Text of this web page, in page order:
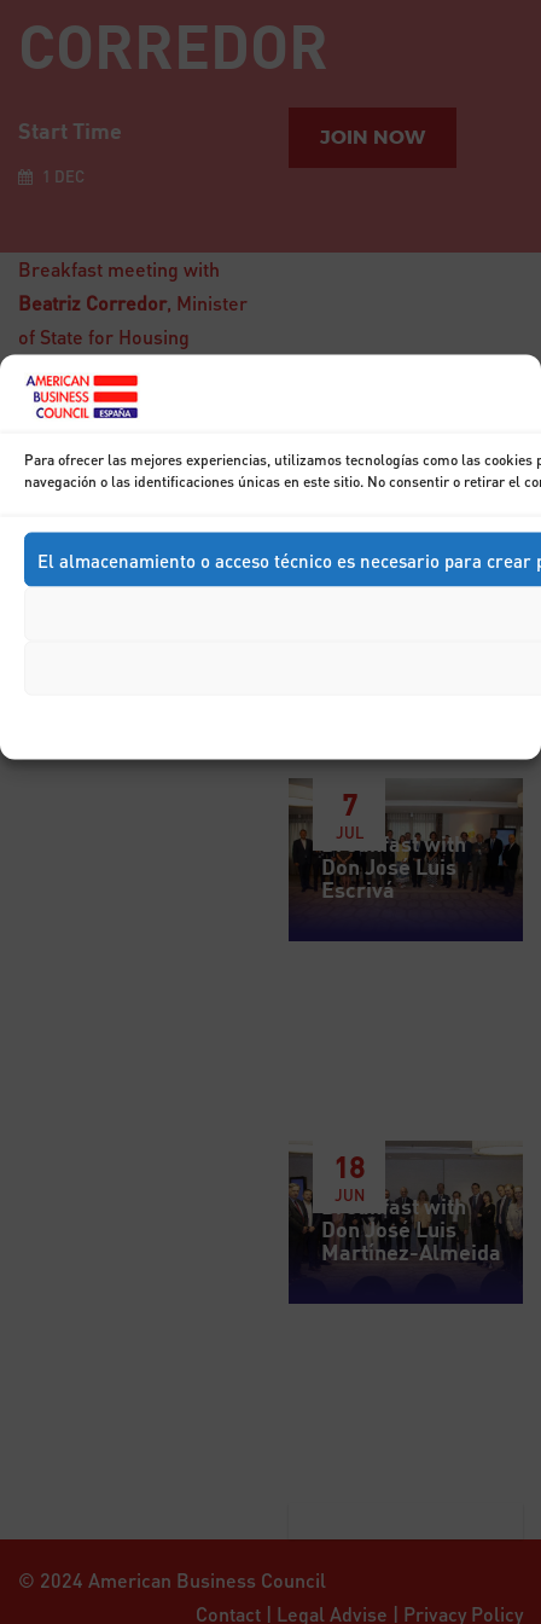
Para ofrecer las mejores experiencias, utilizamos tecnologías como las
navegación o las identificaciones únicas en este sitio. No consentir o retirar el
El almacenamiento o acceso técnico es necesario para
CORREDOR
Start Time
1 DEC
JOIN NOW
Breakfast meeting with
Beatriz Corredor, Minister
of State for Housing
DIC
Breakfast with
7
JUL
Breakfast with
Don José Luis
Escrivá
18
JUN
Breakfast with
Don José Luis
Martínez-Almeida
© 2024 American Business Council
Contact | Legal Advise | Privacy Policy